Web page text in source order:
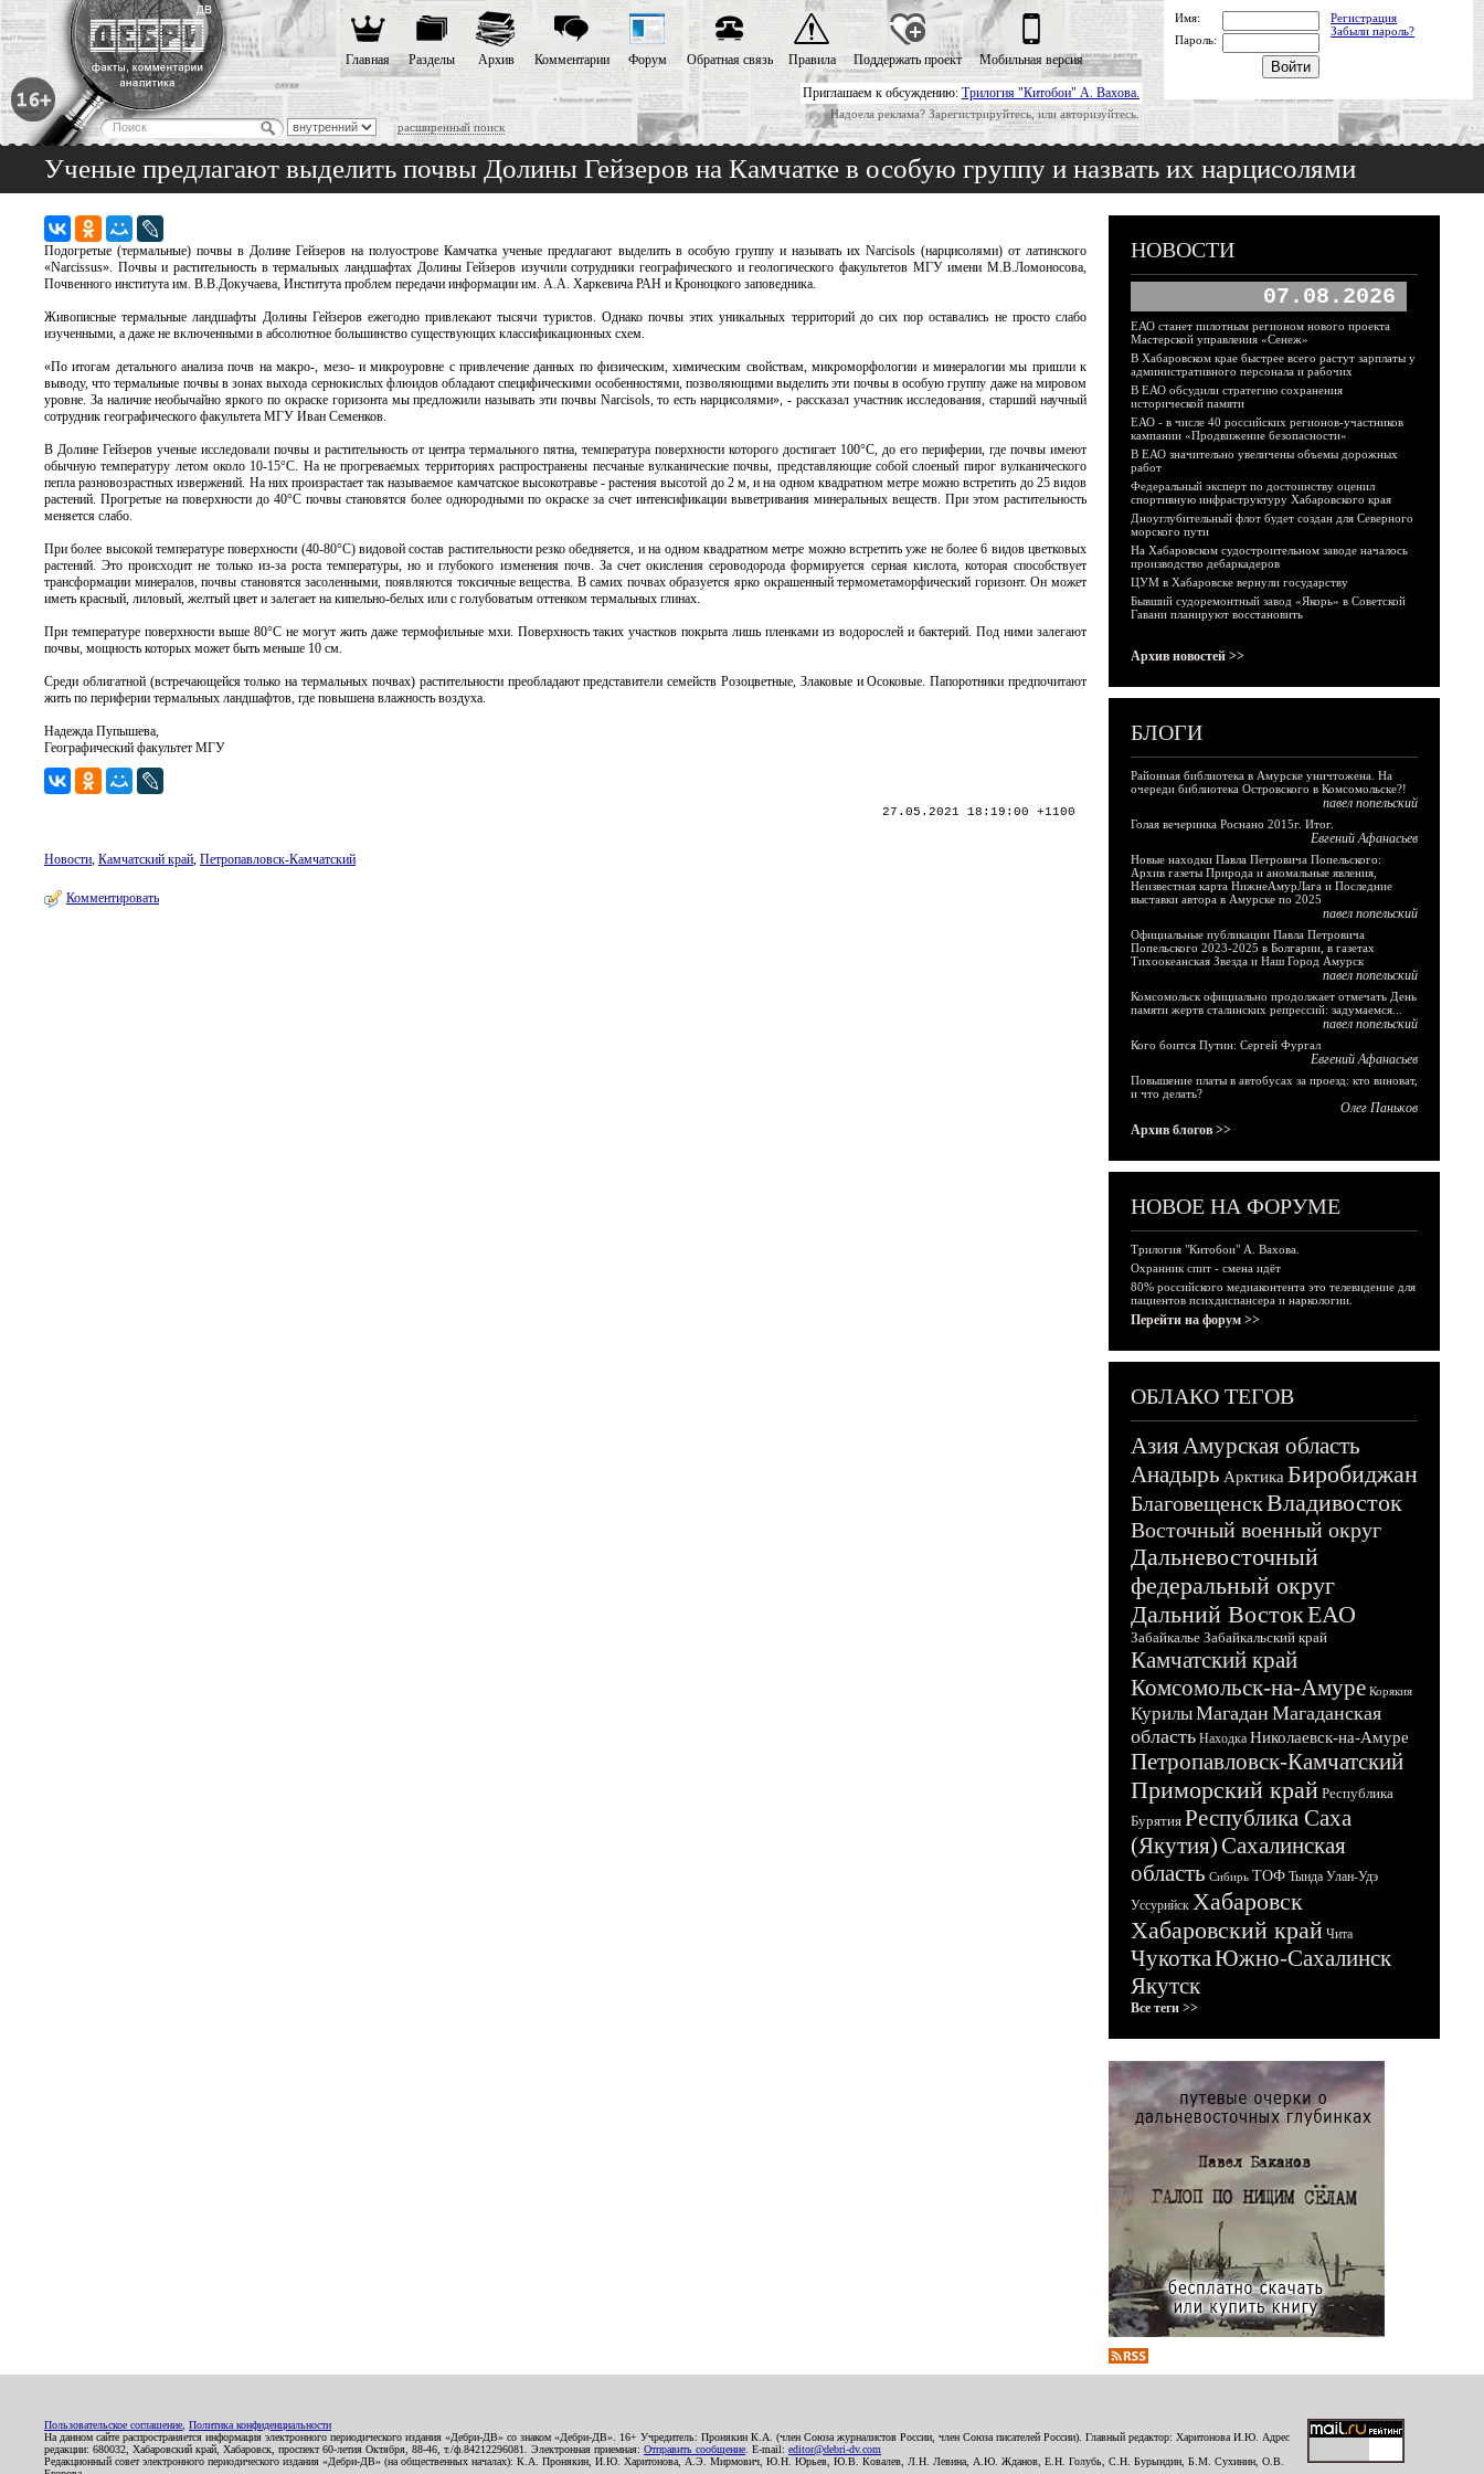
Приглашаем к обсуждению: Трилогия "Китобои" А. Вахова.
Надоела реклама? Зарегистрируйтесь, или авторизуйтесь.
расширенный поиск
Главная Разделы Архив Комментарии Форум Обратная связь Правила Поддержать проект Мобильная версия
Имя:
Регистрация
Забыли пароль?
Пароль:
Ученые предлагают выделить почвы Долины Гейзеров на Камчатке в особую группу и назвать их нарцисолями
Подогретые (термальные) почвы в Долине Гейзеров на полуострове Камчатка ученые предлагают выделить в особую группу и называть их Narcisols (нарцисолями) от латинского
«Narcissus». Почвы и растительность в термальных ландшафтах Долины Гейзеров изучили сотрудники географического и геологического факультетов МГУ имени М.В.Ломоносова,
Почвенного института им. В.В.Докучаева, Института проблем передачи информации им. А.А. Харкевича РАН и Кроноцкого заповедника.
Живописные термальные ландшафты Долины Гейзеров ежегодно привлекают тысячи туристов. Однако почвы этих уникальных территорий до сих пор оставались не просто слабо
изученными, а даже не включенными в абсолютное большинство существующих классификационных схем.
«По итогам детального анализа почв на макро-, мезо- и микроуровне с привлечение данных по физическим, химическим свойствам, микроморфологии и минералогии мы пришли к
выводу, что термальные почвы в зонах выхода сернокислых флюидов обладают специфическими особенностями, позволяющими выделить эти почвы в особую группу даже на мировом
уровне. За наличие необычайно яркого по окраске горизонта мы предложили называть эти почвы Narcisols, то есть нарцисолями», - рассказал участник исследования, старший научный
сотрудник географического факультета МГУ Иван Семенков.
В Долине Гейзеров ученые исследовали почвы и растительность от центра термального пятна, температура поверхности которого достигает 100°С, до его периферии, где почвы имеют
обычную температуру летом около 10-15°С. На не прогреваемых территориях распространены песчаные вулканические почвы, представляющие собой слоеный пирог вулканического
пепла разновозрастных извержений. На них произрастает так называемое камчатское высокотравье - растения высотой до 2 м, и на одном квадратном метре можно встретить до 25 видов
растений. Прогретые на поверхности до 40°С почвы становятся более однородными по окраске за счет интенсификации выветривания минеральных веществ. При этом растительность
меняется слабо.
При более высокой температуре поверхности (40-80°С) видовой состав растительности резко обедняется, и на одном квадратном метре можно встретить уже не более 6 видов цветковых
растений. Это происходит не только из-за роста температуры, но и глубокого изменения почв. За счет окисления сероводорода формируется серная кислота, которая способствует
трансформации минералов, почвы становятся засоленными, появляются токсичные вещества. В самих почвах образуется ярко окрашенный термометаморфический горизонт. Он может
иметь красный, лиловый, желтый цвет и залегает на кипельно-белых или с голубоватым оттенком термальных глинах.
При температуре поверхности выше 80°С не могут жить даже термофильные мхи. Поверхность таких участков покрыта лишь пленками из водорослей и бактерий. Под ними залегают
почвы, мощность которых может быть меньше 10 см.
Среди облигатной (встречающейся только на термальных почвах) растительности преобладают представители семейств Розоцветные, Злаковые и Осоковые. Папоротники предпочитают
жить по периферии термальных ландшафтов, где повышена влажность воздуха.
Надежда Пупышева,
Географический факультет МГУ
27.05.2021 18:19:00 +1100
Новости, Камчатский край, Петропавловск-Камчатский
Комментировать
НОВОСТИ
07.08.2026
ЕАО станет пилотным регионом нового проекта
Мастерской управления «Сенеж»
В Хабаровском крае быстрее всего растут зарплаты у
административного персонала и рабочих
В ЕАО обсудили стратегию сохранения
исторической памяти
ЕАО - в числе 40 российских регионов-участников
кампании «Продвижение безопасности»
В ЕАО значительно увеличены объемы дорожных
работ
Федеральный эксперт по достоинству оценил
спортивную инфраструктуру Хабаровского края
Дноуглубительный флот будет создан для Северного
морского пути
На Хабаровском судостроительном заводе началось
производство дебаркадеров
ЦУМ в Хабаровске вернули государству
Бывший судоремонтный завод «Якорь» в Советской
Гавани планируют восстановить
Архив новостей >>
БЛОГИ
Районная библиотека в Амурске уничтожена. На
очереди библиотека Островского в Комсомольске?!
павел попельский
Голая вечеринка Роснано 2015г. Итог.
Евгений Афанасьев
Новые находки Павла Петровича Попельского:
Архив газеты Природа и аномальные явления,
Неизвестная карта НижнеАмурЛага и Последние
выставки автора в Амурске по 2025
павел попельский
Официальные публикации Павла Петровича
Попельского 2023-2025 в Болгарии, в газетах
Тихоокеанская Звезда и Наш Город Амурск
павел попельский
Комсомольск официально продолжает отмечать День
памяти жертв сталинских репрессий: задумаемся...
павел попельский
Кого боится Путин: Сергей Фургал
Евгений Афанасьев
Повышение платы в автобусах за проезд: кто виноват,
и что делать?
Олег Паньков
Архив блогов >>
НОВОЕ НА ФОРУМЕ
Трилогия "Китобои" А. Вахова.
Охранник спит - смена идёт
80% российского медиаконтента это телевидение для
пациентов психдиспансера и наркологии.
Перейти на форум >>
ОБЛАКО ТЕГОВ
АзияАмурская область
Анадырь Арктика Биробиджан
БлаговещенскВладивосток
Восточный военный округ
Дальневосточный
федеральный округ
Дальний ВостокЕАО
Забайкалье Забайкальский край
Камчатский край
Комсомольск-на-Амуре Корякия
КурилыМагадан Магаданская
область Находка Николаевск-на-Амуре
Петропавловск-Камчатский
Приморский край Республика
Бурятия Республика Саха
(Якутия)Сахалинская
область Сибирь ТОФ Тында Улан-Удэ
Уссурийск Хабаровск
Хабаровский край Чита
ЧукоткаЮжно-Сахалинск
Якутск
Все теги >>
Пользовательское соглашение Политика конфиденциальности
На данном сайте распространяется информация электронного периодического издания «Дебри-ДВ» со знаком «Дебри-ДВ». 16+ Учредитель: Пронякин К.А. (член Союза журналистов России, член Союза писателей России). Главный редактор: Харитонова И.Ю. Адрес
редакции: 680032, Хабаровский край, Хабаровск, проспект 60-летия Октября, 88-46, т./ф.84212296081. Электронная приемная: Отправить сообщение . E-mail: editor@debri-dv.com
Редакционный совет электронного периодического издания «Дебри-ДВ» (на общественных началах): К.А. Пронякин, И.Ю. Харитонова, А.Э. Мирмович, Ю.Н. Юрьев, Ю.В. Ковалев, Л.Н. Левина, А.Ю. Жданов, Е.Н. Голубь, С.Н. Бурындин, Б.М. Сухинин, О.В.